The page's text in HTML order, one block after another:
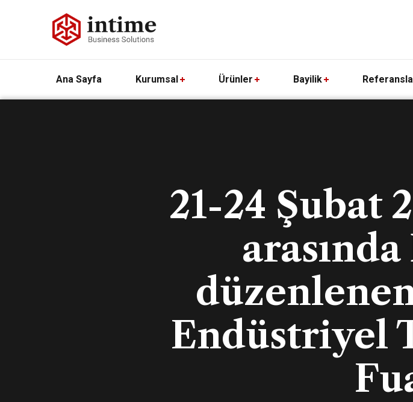
Ana Sayfa Kurumsal Ürünler Bayilik
21-24 Şubat
Endüstriyel